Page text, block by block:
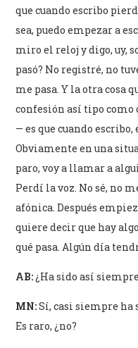
que cuando escribo
sea, puedo empezar a
miro el reloj y digo, uy,
pasó? No registré, no
me pasa. Y la otra cosa
confesión así tipo como
— es que cuando
Obviamente en una
paro, voy a llamar a
Perdí la voz. No sé, no
afónica. Después
quiere decir que hay
qué pasa. Algún día
AB:¿Ha sido así
MN:Sí, casi siempre ha
Es raro, ¿no?